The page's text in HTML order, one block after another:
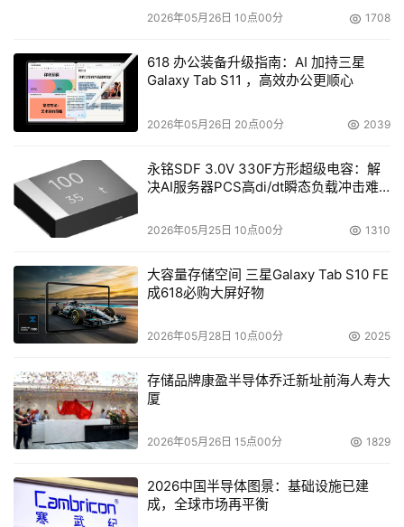
普和IBM提供的iSCSI系统缺少FC系统的功能。日立则根本
Taneja Group的分析师Arun Taneja说：“iSCSI的商业模
式不同。我相信一定有机会从iSCSI中赚钱，我不相信iSCSI
阵列和FC阵列的价格一样，因为没有人有iSCSI产品但却又
宁愿别人不要买这个产品。”
在主要的存储厂商中，NetApp与众不同。虽然主要是销
售NAS产品，但是NetApp还是让用户购买iSCSI或FC产品
来移动块级存储。虽然NetApp的iSCSI产品发展势头不错，
但是他们不像其他的大存储厂商那样拥有广泛的FC基础。
Punk, Ziegel & Co.的财经分析师Steve Berg表示
他说：“他们对任何更快，更好，更便宜的东西都感兴趣。
其他的厂商进退两难，他们有一个成熟的FC基础，但是他
们不愿意销售iSCSI产品降低他们的利润。”
一家医疗保健咨询机构Dynamic Health Strategies的主
管Jeff Chestnut说，在他从Intransa购买之前发现了惠普
2026年05月26日 10点00分 1708
618 办公装备升级指南：AI 加持三星
Galaxy Tab S11 ，高效办公更顺心
2026年05月26日 20点00分 2039
永铭SDF 3.0V 330F方形超级电容：解
决AI服务器PCS高di/dt瞬态负载冲击难
2026年05月25日 10点00分 1310
大容量存储空间 三星Galaxy Tab S10 FE
成618必购大屏好物
2026年05月28日 10点00分 2025
存储品牌康盈半导体乔迁新址前海人寿大
厦
2026年05月26日 15点00分 1829
2026中国半导体图景：基础设施已建
成，全球市场再平衡